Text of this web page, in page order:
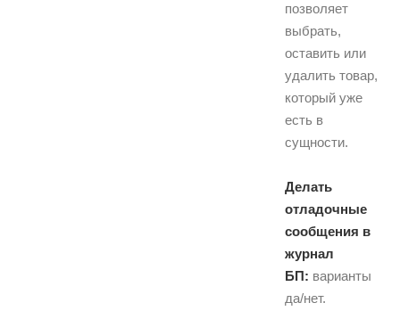
позволяет
выбрать,
оставить или
удалить товар,
который уже
есть в
сущности.
Делать
отладочные
сообщения в
журнал
БП: варианты
да/нет.